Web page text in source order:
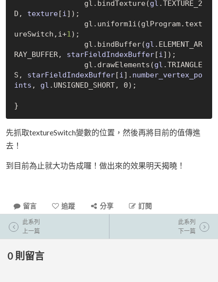
		gl.bind
Texture(gl .TEXTURE_2
D, texture[i]) ;
ureSwitch,i+1);
		gl.bind
Buffer(gl .ELEMENT_AR
RAY_BUFFER, starFieldIndexBuffer[i]) ;
		gl.draw
Elements(gl .TRIANGLE
S, starFieldIndexBuffer[i]. number_vertex_po
ints , gl .UNSIGNED_SHORT, 0) ;
先抓取textureSwitch變數的位置，然後再將目前的值傳進
去！
到目前為止就大功告成囉！做出來的效果明天揭曉！
留言 追蹤 分享 訂閱
此系列
上一篇
此系列
下一篇
0 則留言